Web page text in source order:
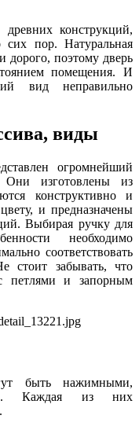
конструкций,
сих пор. Натуральная
дорого, поэтому дверь
помещения. И
вид неправильно
виды
огромнейший
Они изготовлены из
конструктивно и
и предназначены
Выбирая ручку для
необходимо
соответствовать
стоит забывать, что
петлями и запорным
быть нажимными,
Каждая из них